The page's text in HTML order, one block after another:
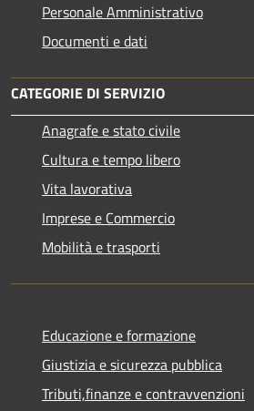
Personale Amministrativo
Documenti e dati
CATEGORIE DI SERVIZIO
Anagrafe e stato civile
Cultura e tempo libero
Vita lavorativa
Imprese e Commercio
Mobilità e trasporti
Educazione e formazione
Giustizia e sicurezza pubblica
Tributi,finanze e contravvenzioni